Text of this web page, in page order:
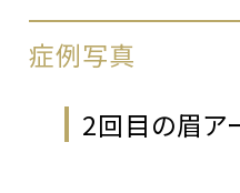
症例写真
2回目の眉ア